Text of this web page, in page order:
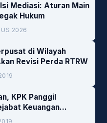
Mediasi: Aturan Main
Hukum
2026
di Wilayah
Revisi Perda RTRW
KPK Panggil
Keuangan